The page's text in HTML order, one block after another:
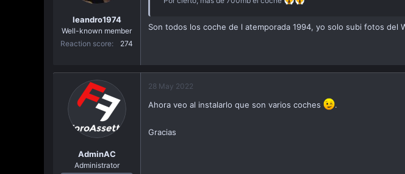
leandro1974
Well-known member
Reaction score
274
Son todos los coche de l atemporada 1994, yo solo subi fotos del
AdminAC
Administrator
28 May 2022
Ahora veo al instalarlo que son varios coches .
Gracias